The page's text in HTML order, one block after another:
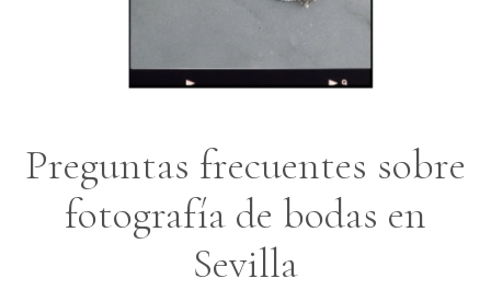
Preguntas frecuentes sobre
fotografía de bodas en
Sevilla